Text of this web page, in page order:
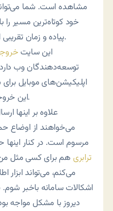
مشاهده است. شما
خود کوتاه‌ترین مسیر را
پیاده و زمان تقریبی از این سایت به دست آورید.
این سایت
توسعه‌دهندگان وب
اپلیکیشن‌های موبایل برای
این خروجی‌ها خوراک مناسبی است.
علاوه بر اینها
می‌خواهند از اوضاع
مرسوم است. در کنار
ترابری هم برای کسی مثل من
می‌کنم، می‌تواند ابزار
اشکالات سامانه باخبر شوم.
دیروز با مشکل مواجه